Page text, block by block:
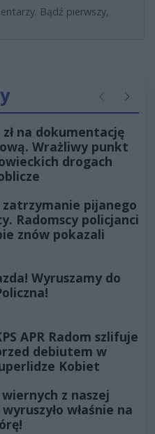
Bądź pierwszy,
Poprzednie
zł na dokumentację
Wrażliwy punkt
drogach
zatrzymanie pijanego
Radomscy policjanci
znów pokazali
Wyruszamy do
APR Radom szlifuje
debiutem w
Kobiet
z naszej
właśnie na